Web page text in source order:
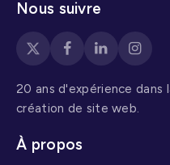
Nous suivre
20 ans d'expérience dans
création de site web.
À propos